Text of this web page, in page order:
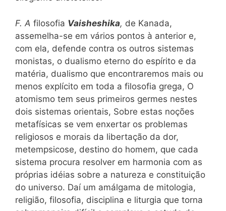
F. A filosofia Vaisheshika, de Kanada,
assemelha-se em vários pontos à anterior e,
com ela, defende contra os outros sistemas
monistas, o dualismo eterno do espírito e da
matéria, dualismo que encontraremos mais ou
menos explícito em toda a filosofia grega, O
atomismo tem seus primeiros germes nestes
dois sistemas orientais, Sobre estas noções
metafísicas se vem enxertar os problemas
religiosos e morais da libertação da dor,
metempsicose, destino do homem, que cada
sistema procura resolver em harmonia com as
próprias idéias sobre a natureza e constituição
do universo. Daí um amálgama de mitologia,
religião, filosofia, disciplina e liturgia que torna